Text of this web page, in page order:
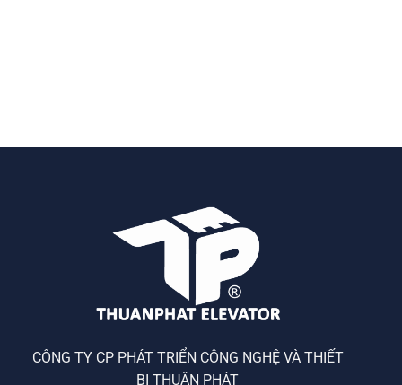
CÔNG TY CP PHÁT TRIỂN CÔNG NGHỆ VÀ THIẾT
BỊ THUẬN PHÁT